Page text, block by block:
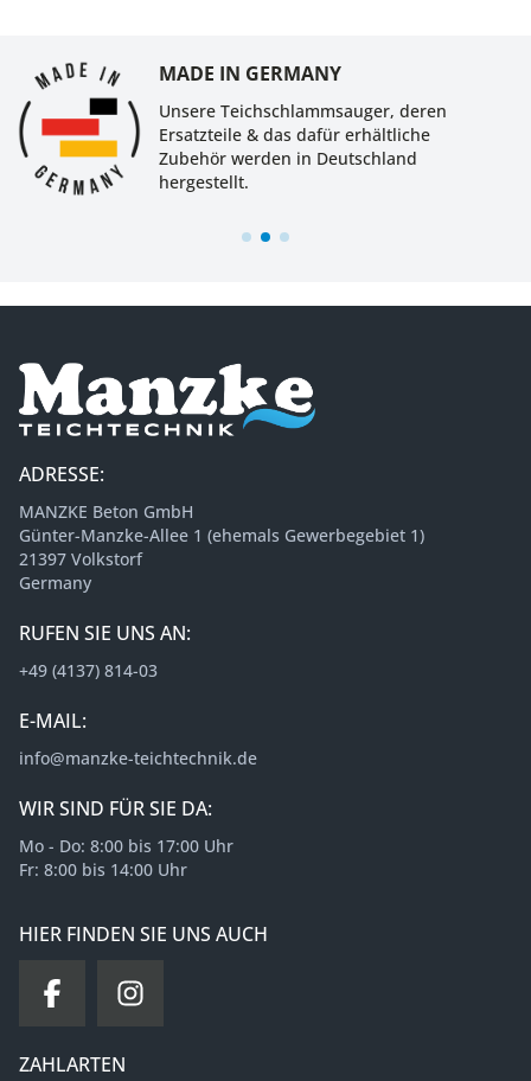
MADE IN GERMANY
Unsere Teichschlammsauger, deren
Ersatzteile & das dafür erhältliche
Zubehör werden in Deutschland
hergestellt.
ADRESSE:
MANZKE Beton GmbH
Günter-Manzke-Allee 1 (ehemals Gewerbegebiet 1)
21397 Volkstorf
Germany
RUFEN SIE UNS AN:
+49 (4137) 814-03
E-MAIL:
info@manzke-teichtechnik.de
WIR SIND FÜR SIE DA:
Mo - Do: 8:00 bis 17:00 Uhr
Fr: 8:00 bis 14:00 Uhr
HIER FINDEN SIE UNS AUCH
ZAHLARTEN